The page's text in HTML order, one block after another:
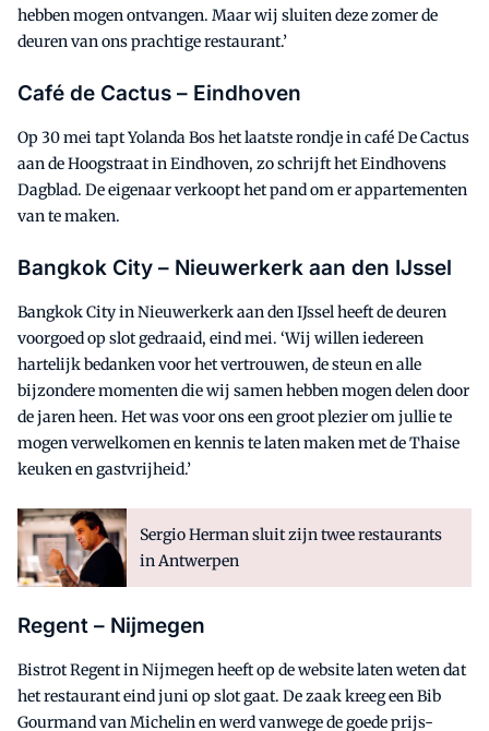
hebben mogen ontvangen. Maar wij sluiten deze zomer de
deuren van ons prachtige restaurant.’
Café de Cactus – Eindhoven
Op 30 mei tapt Yolanda Bos het laatste rondje in café De Cactus
aan de Hoogstraat in Eindhoven, zo schrijft het Eindhovens
Dagblad. De eigenaar verkoopt het pand om er appartementen
van te maken.
Bangkok City – Nieuwerkerk aan den IJssel
Bangkok City in Nieuwerkerk aan den IJssel heeft de deuren
voorgoed op slot gedraaid, eind mei. ‘Wij willen iedereen
hartelijk bedanken voor het vertrouwen, de steun en alle
bijzondere momenten die wij samen hebben mogen delen door
de jaren heen. Het was voor ons een groot plezier om jullie te
mogen verwelkomen en kennis te laten maken met de Thaise
keuken en gastvrijheid.’
Sergio Herman sluit zijn twee restaurants
in Antwerpen
Regent – Nijmegen
Bistrot Regent in Nijmegen heeft op de website laten weten dat
het restaurant eind juni op slot gaat. De zaak kreeg een Bib
Gourmand van Michelin en werd vanwege de goede prijs-